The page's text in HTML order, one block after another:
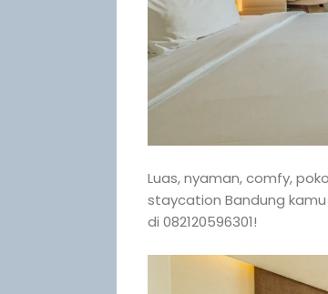
Luas, nyaman, comfy,
staycation Bandung
di 082120596301!